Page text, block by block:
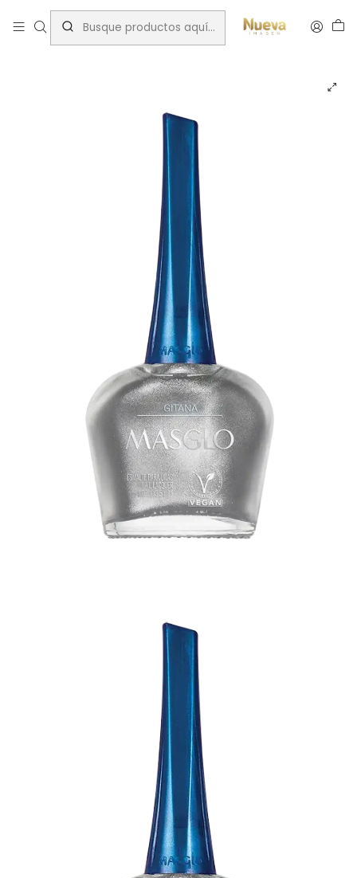
Inicio Insumos Manicure Esmaltes Tradicionales
ESMALTE MASGLO GITANA 13,5ML